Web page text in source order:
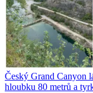
Český Grand Canyon
hloubku 80 metrů a